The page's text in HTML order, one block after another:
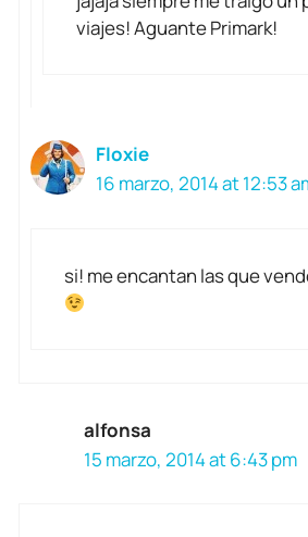
viajes! Aguante Primark!
Floxie
16 marzo, 2014 at 12:53
si! me encantan las que
alfonsa
15 marzo, 2014 at 6:43 pm